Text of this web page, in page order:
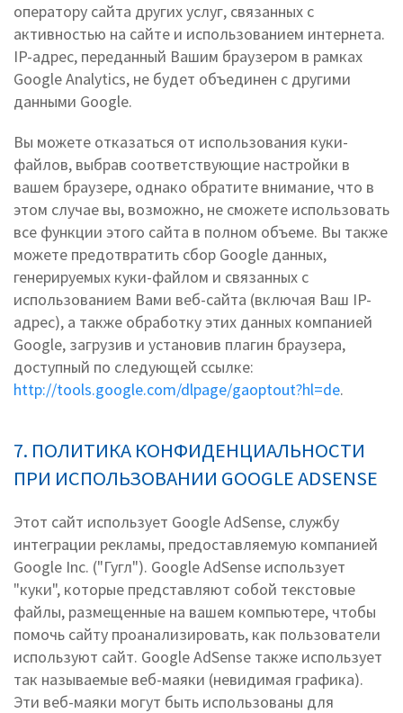
оператору сайта других услуг, связанных с
активностью на сайте и использованием интернета.
IP-адрес, переданный Вашим браузером в рамках
Google Analytics, не будет объединен с другими
данными Google.
Вы можете отказаться от использования куки-
файлов, выбрав соответствующие настройки в
вашем браузере, однако обратите внимание, что в
этом случае вы, возможно, не сможете использовать
все функции этого сайта в полном объеме. Вы также
можете предотвратить сбор Google данных,
генерируемых куки-файлом и связанных с
использованием Вами веб-сайта (включая Ваш IP-
адрес), а также обработку этих данных компанией
Google, загрузив и установив плагин браузера,
доступный по следующей ссылке:
http://tools.google.com/dlpage/gaoptout?hl=de.
7. ПОЛИТИКА КОНФИДЕНЦИАЛЬНОСТИ
ПРИ ИСПОЛЬЗОВАНИИ GOOGLE ADSENSE
Этот сайт использует Google AdSense, службу
интеграции рекламы, предоставляемую компанией
Google Inc. ("Гугл"). Google AdSense использует
"куки", которые представляют собой текстовые
файлы, размещенные на вашем компьютере, чтобы
помочь сайту проанализировать, как пользователи
используют сайт. Google AdSense также использует
так называемые веб-маяки (невидимая графика).
Эти веб-маяки могут быть использованы для